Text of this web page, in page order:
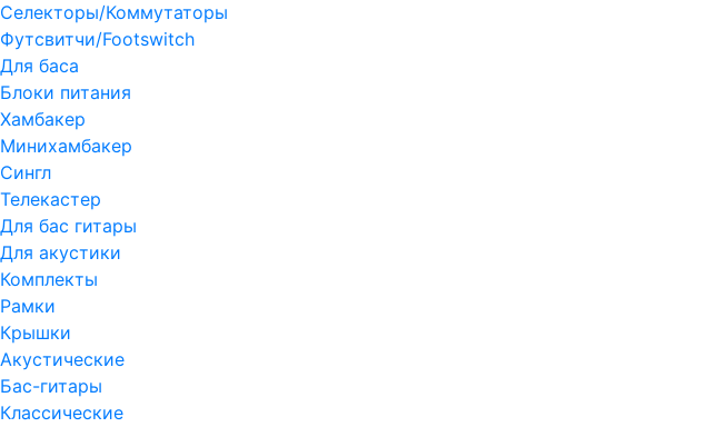
Селекторы/Коммутаторы
Футсвитчи/Footswitch
Для баса
Блоки питания
Хамбакер
Минихамбакер
Сингл
Телекастер
Для бас гитары
Для акустики
Комплекты
Рамки
Крышки
Акустические
Бас-гитары
Классические